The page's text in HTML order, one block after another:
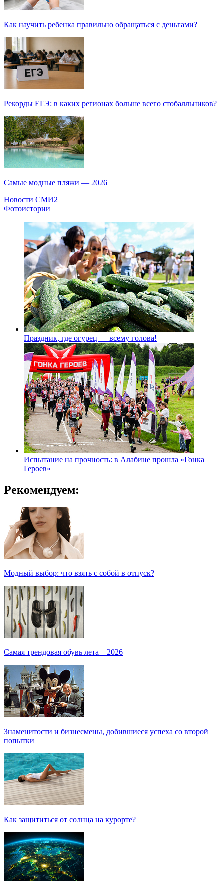
Как научить ребенка правильно обращаться с деньгами?
Рекорды ЕГЭ: в каких регионах больше всего стобалльников?
Самые модные пляжи — 2026
Новости СМИ2
Фотоистории
Праздник, где огурец — всему голова!
Испытание на прочность: в Алабине прошла «Гонка
Героев»
Рекомендуем:
Модный выбор: что взять с собой в отпуск?
Самая трендовая обувь лета – 2026
Знаменитости и бизнесмены, добившиеся успеха со второй
попытки
Как защититься от солнца на курорте?